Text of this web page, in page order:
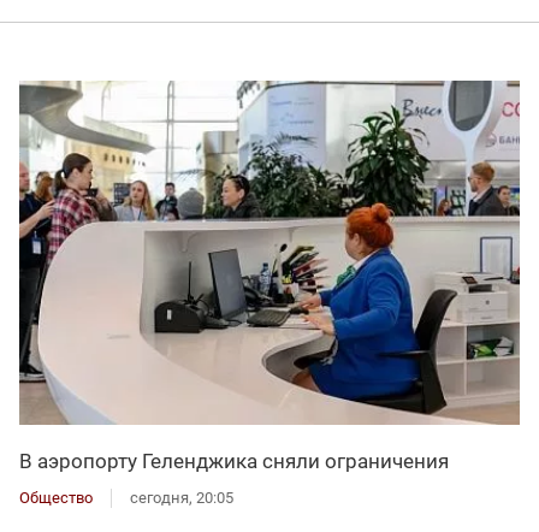
В аэропорту Геленджика сняли ограничения
Общество сегодня, 20:05